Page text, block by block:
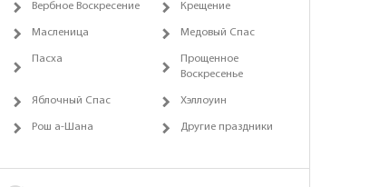
Вербное Воскресение Крещение
Масленица Медовый Спас
Пасха
Прощенное
Воскресенье
Яблочный Спас Хэллоуин
Рош а-Шана Другие праздники